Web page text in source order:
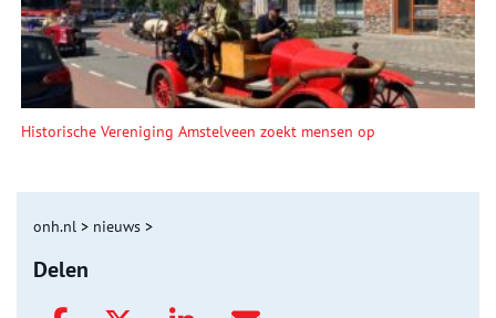
Historische Vereniging Amstelveen zoekt mensen op
onh.nl > nieuws >
Delen